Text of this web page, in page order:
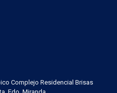
Complejo Residencial Brisas